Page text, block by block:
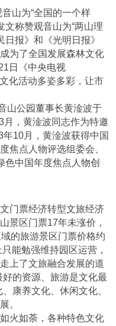
山为“全国的一个样
文称赞观音山为“两山理
报》和《光明日报》
为了全国发展森林文化
日《中央电视
化活动多姿多彩，让市
山公园董事长黄淦波于
，黄淦波同志作为特邀
年10月，黄淦波获得中国
焦点人物评选组委会、
色中国年度焦点人物创
门票经济转型文旅经济
景区门票17年未涨价，
的旅游景区门票价格约
能勉强维持园区运营，
上了文旅融合发展的道
的资源、旅游是文化最
康养文化、休闲文化、
。
火如荼，各种特色文化